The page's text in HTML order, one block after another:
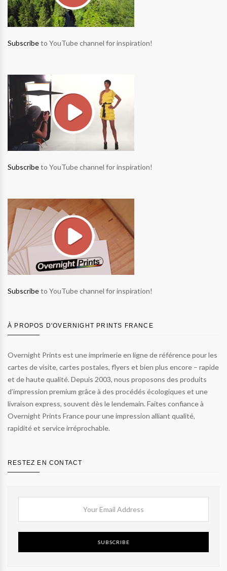
Subscribeto YouTube channel for inspiration!
Subscribeto YouTube channel for inspiration!
Subscribeto YouTube channel for inspiration!
À PROPOS D'OVERNIGHT PRINTS FRANCE
Overnight Prints est une imprimerie en ligne de référence pour les
cartes de visite, cartes postales, flyers et bien plus encore – rapide
et de haute qualité. Depuis 2003, nous proposons des produits
d’impression premium grâce à des procédés écologiques et une
livraison express, souvent dès le lendemain. Faites confiance à
Overnight Prints France pour une impression alliant qualité,
rapidité et service irréprochable.
RESTEZ EN CONTACT
SUBSCRIBE